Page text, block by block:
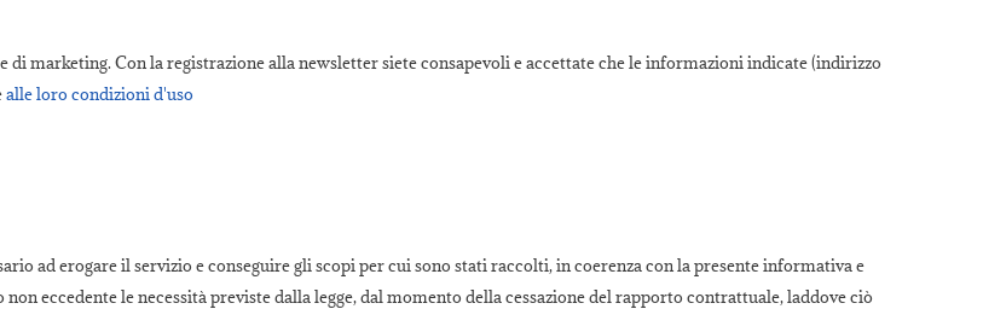
marketing. Con la registrazione alla newsletter siete consapevoli e accettate che le informazioni indicate (indirizzo
alle loro condizioni d'uso
ad erogare il servizio e conseguire gli scopi per cui sono stati raccolti, in coerenza con la presente informativa e
eccedente le necessità previste dalla legge, dal momento della cessazione del rapporto contrattuale, laddove ciò